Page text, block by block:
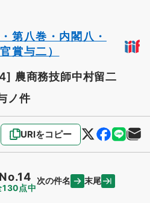
第八巻・内閣八・
賞与二）
農商務技師中村留二
ノ件
URIをコピー
No.14
130点中
次の件名 末尾